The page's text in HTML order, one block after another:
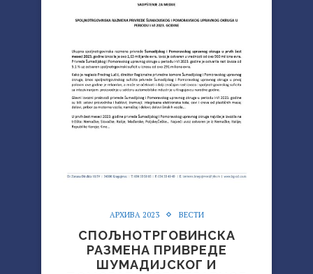
АРХИВА 2023 ВЕСТИ
СПОЉНОТРГОВИНСКА
РАЗМЕНА ПРИВРЕДЕ
ШУМАДИЈСКОГ И